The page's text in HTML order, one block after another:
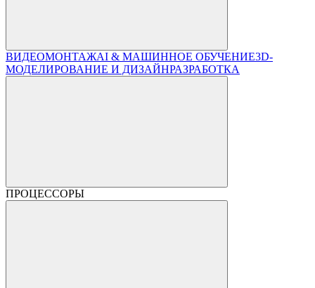
ВИДЕОМОНТАЖAI & МАШИННОЕ ОБУЧЕНИЕ3D-
МОДЕЛИРОВАНИЕ И ДИЗАЙНРАЗРАБОТКА
ПРОЦЕССОРЫ